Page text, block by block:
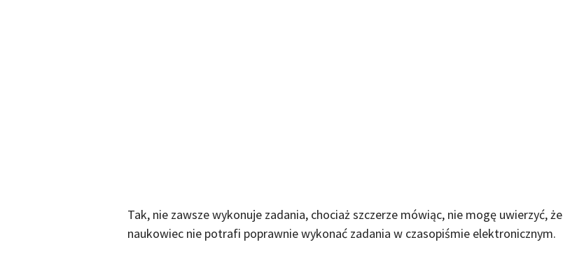
Tak, nie zawsze wykonuje zadania, chociaż szczerze mówiąc, nie mogę uwierzyć, że
naukowiec nie potrafi poprawnie wykonać zadania w czasopiśmie elektronicznym.